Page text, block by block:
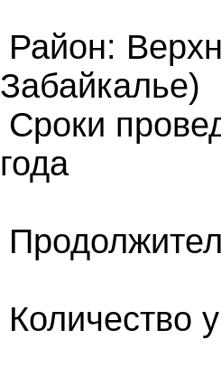
Район:
Забайкалье)
Сроки
года
Количество